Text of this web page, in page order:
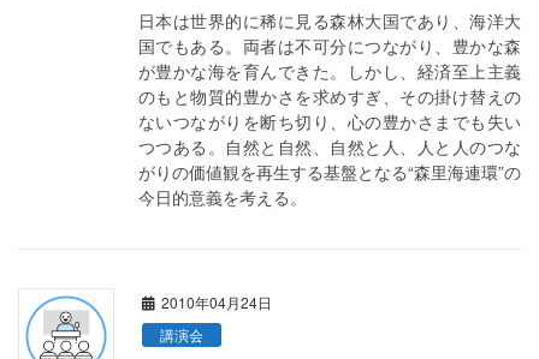
日本は世界的に稀に見る森林大国であり、海洋大
国でもある。両者は不可分につながり、豊かな森
が豊かな海を育んできた。しかし、経済至上主義
のもと物質的豊かさを求めすぎ、その掛け替えの
ないつながりを断ち切り、心の豊かさまでも失い
つつある。自然と自然、自然と人、人と人のつな
がりの価値観を再生する基盤となる“森里海連環”の
今日的意義を考える。
2010年04月24日
講演会